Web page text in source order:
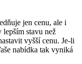
jen cenu, ale i
stavu než
vyšší cenu. Je-li
nabídka tak vyniká